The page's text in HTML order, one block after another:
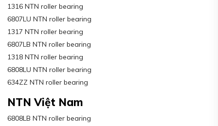
1316 NTN roller bearing
6807LU NTN roller bearing
1317 NTN roller bearing
6807LB NTN roller bearing
1318 NTN roller bearing
6808LU NTN roller bearing
634ZZ NTN roller bearing
NTN Việt Nam
6808LB NTN roller bearing